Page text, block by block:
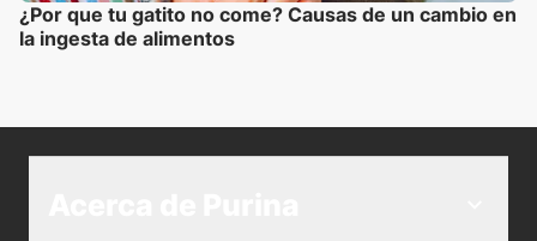
¿Por que tu gatito no come? Causas de un cambio en
la ingesta de alimentos